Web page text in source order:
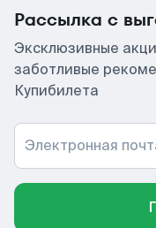
Рассылка с
Эксклюзивные
заботливые
Купибилета
Электронная